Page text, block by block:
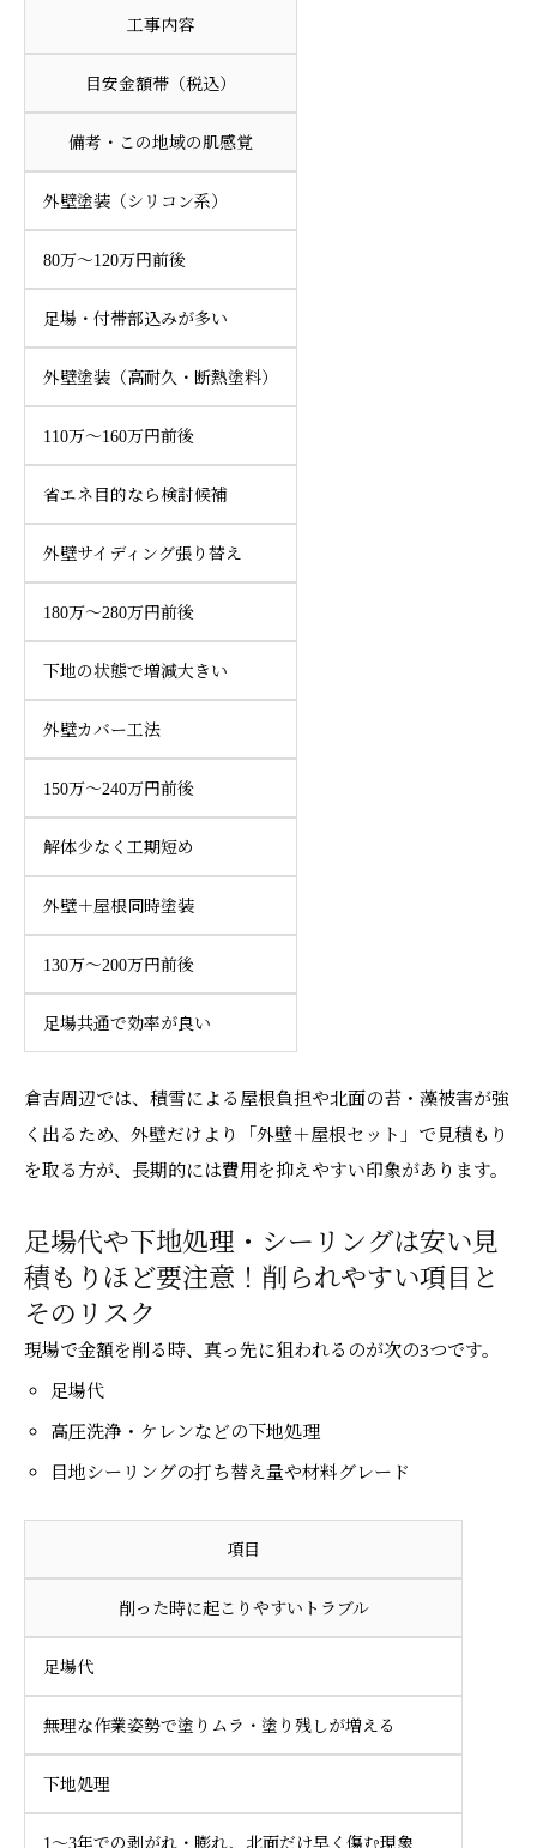
工事内容
目安金額帯（税込）
備考・この地域の肌感覚
外壁塗装（シリコン系）
80万～120万円前後
足場・付帯部込みが多い
外壁塗装（高耐久・断熱塗料）
110万～160万円前後
省エネ目的なら検討候補
外壁サイディング張り替え
180万～280万円前後
下地の状態で増減大きい
外壁カバー工法
150万～240万円前後
解体少なく工期短め
外壁＋屋根同時塗装
130万～200万円前後
足場共通で効率が良い
倉吉周辺では、積雪による屋根負担や北面の苔・藻被害が強
く出るため、外壁だけより「外壁＋屋根セット」で見積もり
を取る方が、長期的には費用を抑えやすい印象があります。
足場代や下地処理・シーリングは安い見
積もりほど要注意！削られやすい項目と
そのリスク
現場で金額を削る時、真っ先に狙われるのが次の3つです。
足場代
高圧洗浄・ケレンなどの下地処理
目地シーリングの打ち替え量や材料グレード
項目
削った時に起こりやすいトラブル
足場代
無理な作業姿勢で塗りムラ・塗り残しが増える
下地処理
1～3年での剥がれ・膨れ、北面だけ早く傷む現象